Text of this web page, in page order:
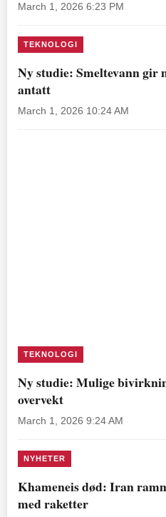
March 1, 2026 6:23 PM
TEKNOLOGI
Ny studie: Smeltevann gir
antatt
March 1, 2026 10:24 AM
TEKNOLOGI
Ny studie: Mulige
overvekt
March 1, 2026 9:24 AM
NYHETER
Khameneis død: Iran
med raketter